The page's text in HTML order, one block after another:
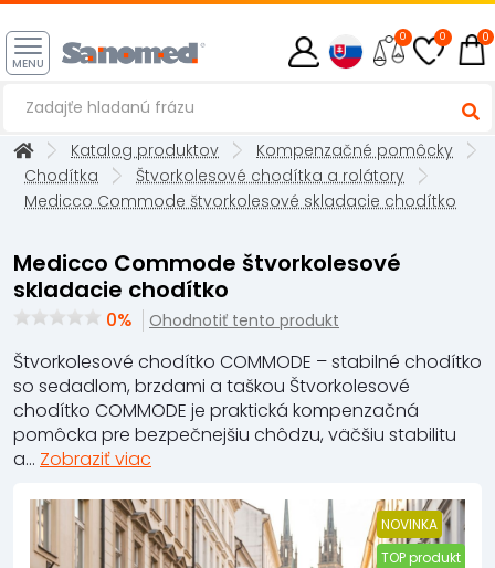
MENU
0 0 0
Katalog produktov
Kompenzačné pomôcky
Chodítka
Štvorkolesové chodítka a rolátory
Medicco Commode štvorkolesové skladacie chodítko
Medicco Commode štvorkolesové
skladacie chodítko
0% Ohodnotiť tento produkt
Štvorkolesové chodítko COMMODE – stabilné chodítko
so sedadlom, brzdami a taškou Štvorkolesové
chodítko COMMODE je praktická kompenzačná
pomôcka pre bezpečnejšiu chôdzu, väčšiu stabilitu
a... Zobraziť viac
NOVINKA
TOP produkt